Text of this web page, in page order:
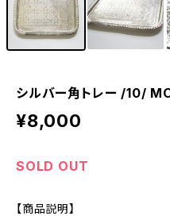
シルバー角トレー /10/
¥8,000
SOLD OUT
【商品説明】